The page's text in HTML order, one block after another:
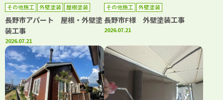
その他施工 外壁塗装 屋根塗装
長野市アパート 屋根・外壁塗
装工事
2026.07.21
その他施工 外壁塗装
長野市F様 外壁塗装工事
2026.07.21